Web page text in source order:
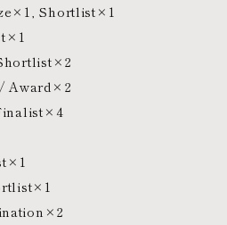
Shortlist×1
Award×2